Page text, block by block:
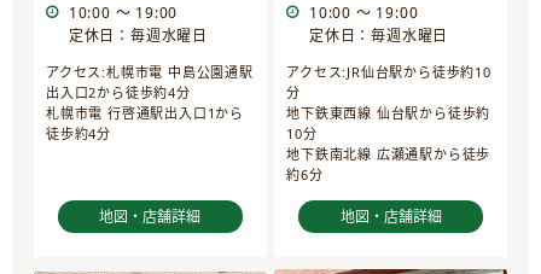
10:00 ～ 19:00
定休日：毎週水曜日
アクセス:札幌市電 中島公園通駅
出入口2から徒歩約4分
札幌市電 行啓通駅出入口1から
徒歩約4分
地図・店舗詳細
10:00 ～ 19:00
定休日：毎週水曜日
アクセス:JR仙台駅から徒歩約10
分
地下鉄東西線 仙台駅から徒歩約
10分
地下鉄南北線 広瀬通駅から徒歩
約6分
地図・店舗詳細